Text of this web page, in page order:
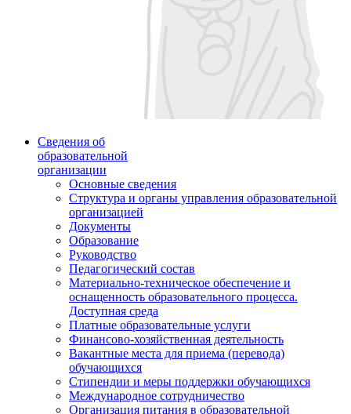
Сведения об
образовательной
организации
Основные сведения
Структура и органы управления образовательной
организацией
Документы
Образование
Руководство
Педагогический состав
Материально-техническое обеспечение и
оснащенность образовательного процесса.
Доступная среда
Платные образовательные услуги
Финансово-хозяйственная деятельность
Вакантные места для приема (перевода)
обучающихся
Стипендии и меры поддержки обучающихся
Международное сотрудничество
Организация питания в образовательной